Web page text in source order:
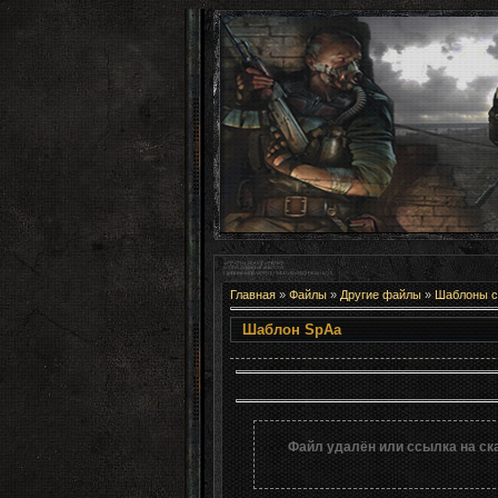
Главная» Файлы » Другие файлы » Шаблоны
Шаблон
Файл удалён или ссылка на